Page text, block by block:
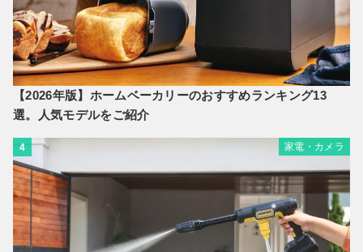
【2026年版】ホームベーカリーのおすすめランキング13
選。人気モデルをご紹介
4 家電・カメラ